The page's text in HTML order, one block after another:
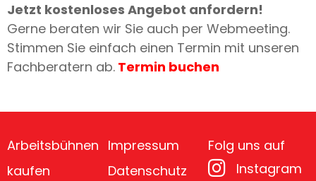
Jetzt kostenloses Angebot anfordern!
Gerne beraten wir Sie auch per Webmeeting.
Stimmen Sie einfach einen Termin mit unseren
Fachberatern ab. Termin buchen
Arbeitsbühnen
kaufen
Impressum
Datenschutz
Folg uns auf
Instagram